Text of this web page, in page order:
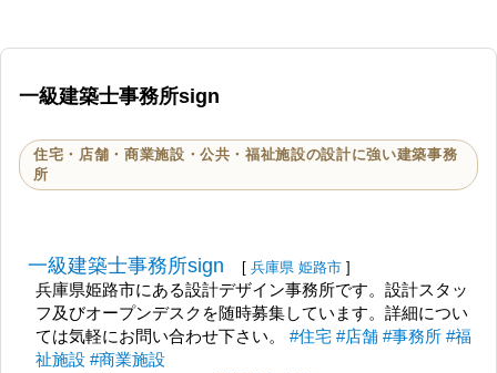
一級建築士事務所sign
住宅・店舗・商業施設・公共・福祉施設の設計に強い建築事務
所
一級建築士事務所sign [ 兵庫県 姫路市 ]
兵庫県姫路市にある設計デザイン事務所です。設計スタッ
フ及びオープンデスクを随時募集しています。詳細につい
ては気軽にお問い合わせ下さい。#住宅 #店舗 #事務所 #福
祉施設 #商業施設